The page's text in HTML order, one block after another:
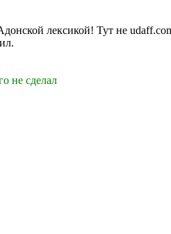
лексикой! Тут не
не сделал